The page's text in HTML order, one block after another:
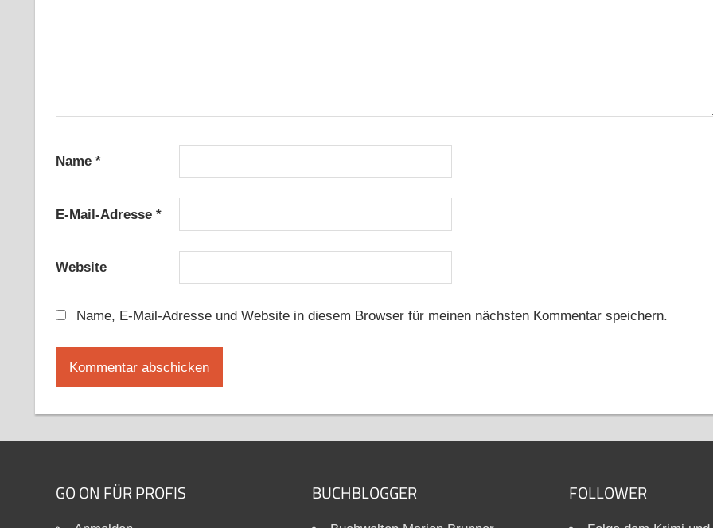
Name *
E-Mail-Adresse *
Website
Name, E-Mail-Adresse und Website in diesem Browser für meinen nächsten Kommentar speichern.
GO ON FÜR PROFIS BUCHBLOGGER FOLLOWER